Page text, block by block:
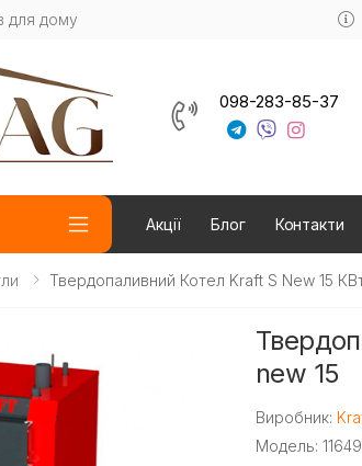
для дому
098-283-85-37
Акції Блог Контакти
Твердопаливний Котел Kraft S New 15
new 15
Виробник:
Модель: 11649